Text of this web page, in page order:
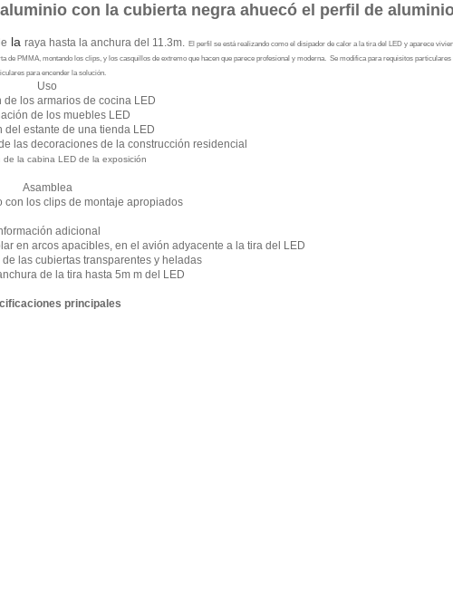
con la cubierta negra ahuecó el perfil de
la raya hasta la anchura del 11.3m. El perfil se está realizando como el disipador de calor a la tira del LED y aparece
PMMA, montando los clips, y los casquillos de extremo que hacen que parece profesional y moderna. Se modifica para requisitos
para encender la solución.
Uso
de los armarios de cocina LED
de los muebles LED
del estante de una tienda LED
las decoraciones de la construcción residencial
de la cabina LED de la exposición
Asamblea
con los clips de montaje apropiados
adicional
en arcos apacibles, en el avión adyacente a la tira del LED
las cubiertas transparentes y heladas
de la tira hasta 5m m del LED
principales